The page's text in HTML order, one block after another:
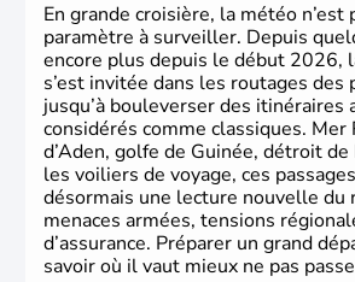
En grande croisière, la météo
paramètre à surveiller. Depuis
encore plus depuis le début 2026,
s’est invitée dans les routages des
jusqu’à bouleverser des itinéraires
considérés comme classiques. Mer
d’Aden, golfe de Guinée, détroit de
les voiliers de voyage, ces
désormais une lecture nouvelle du
menaces armées, tensions
d’assurance. Préparer un grand
savoir où il vaut mieux ne pas